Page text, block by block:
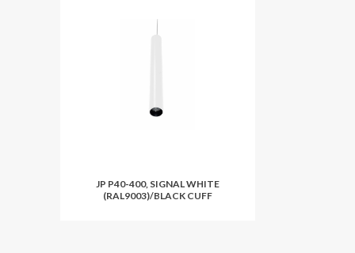
JP P40-400, SIGNAL WHITE
(RAL9003)/BLACK CUFF